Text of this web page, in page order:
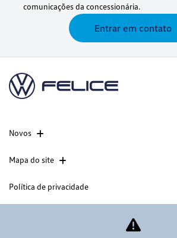
comunicações da concessionária.
Entrar em contato
Novos
Mapa do site
Política de privacidade
CNPJ: 60.830.284/0003-37